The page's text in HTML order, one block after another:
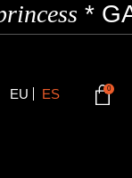
*
EU ES 0